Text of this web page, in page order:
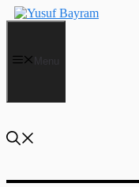
İçeriğe
atla
Menu